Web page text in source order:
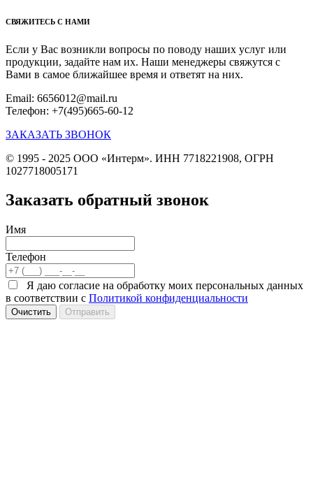
СВЯЖИТЕСЬ С НАМИ
Если у Вас возникли вопросы по поводу наших услуг или
продукции, задайте нам их. Наши менеджеры свяжутся с
Вами в самое ближайшее время и ответят на них.
Email: 6656012@mail.ru
Телефон: +7(495)665-60-12
ЗАКАЗАТЬ ЗВОНОК
© 1995 - 2025 ООО «Интерм». ИНН 7718221908, ОГРН
1027718005171
Заказать обратный звонок
Имя
Телефон
Я даю согласие на обработку моих персональных данных
в соответствии с Политикой конфиденциальности
Очистить Отправить